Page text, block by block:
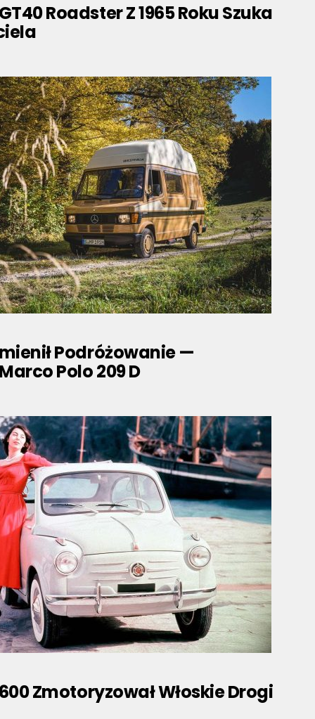
Roadster Z 1965 Roku Szuka
Podróżowanie —
Polo 209 D
Zmotoryzował Włoskie Drogi